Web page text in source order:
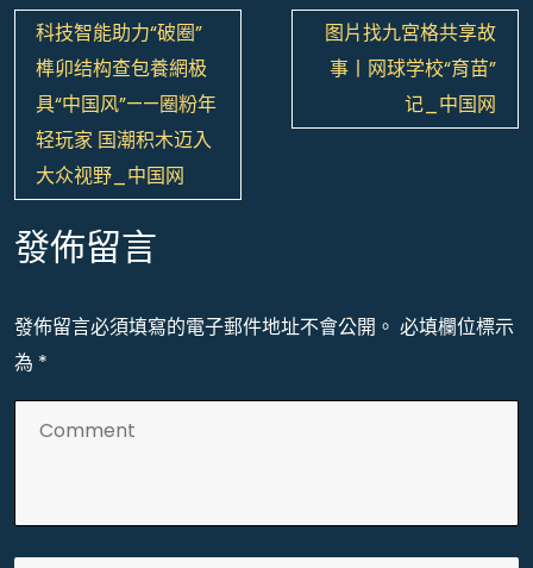
文
章
導
覽
科技智能助力“破圈”
榫卯结构查包養網极
具“中国风”——圈粉年
轻玩家 国潮积木迈入
大众视野_中国网
图片找九宮格共享故
事丨网球学校“育苗”
记_中国网
發佈留言
發佈留言必須填寫的電子郵件地址不會公開。 必填欄位標示
為 *